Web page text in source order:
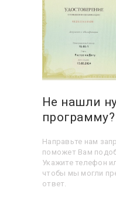
Не нашли
программу?
Направьте нам
поможет Вам
Укажите телефон
чтобы мы могли
ответ.